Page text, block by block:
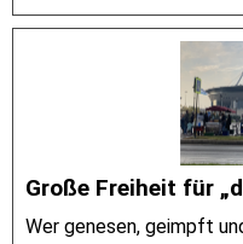
Große Freiheit für
Wer genesen, geimpft